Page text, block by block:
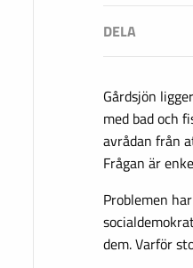
Gårdsjön
med bad och
avrådan från
Frågan är
Problemen
dem. Varför